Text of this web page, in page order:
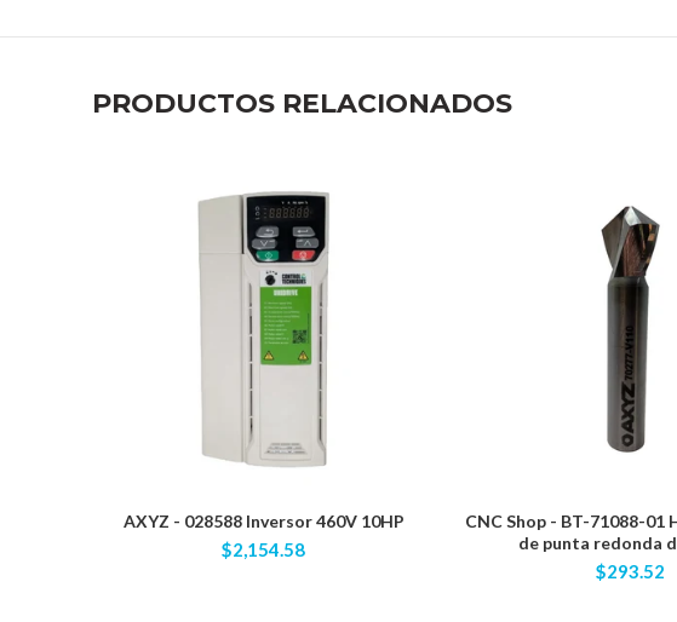
PRODUCTOS RELACIONADOS
AXYZ - 028588 Inversor 460V 10HP
$2,154.58
CNC Shop - BT-71088-01
de punta redonda
$293.52